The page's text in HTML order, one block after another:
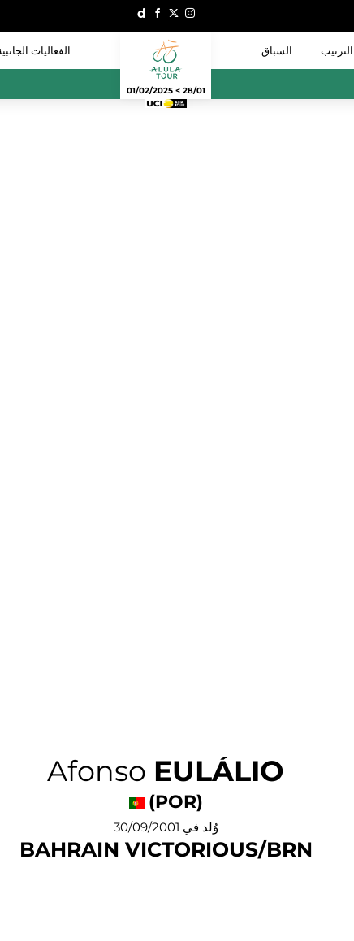
الترتيب السباق
28/01 > 01/02/2025
الفعاليات الجانبية
Afonso EULÁLIO
(POR)
وُلد في 30/09/2001
BAHRAIN VICTORIOUS/BRN